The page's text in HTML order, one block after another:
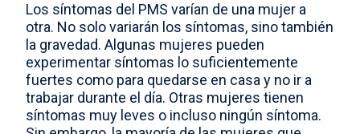
Los síntomas del PMS varían de una mujer a
otra. No solo variarán los síntomas, sino también
la gravedad. Algunas mujeres pueden
experimentar síntomas lo suficientemente
fuertes como para quedarse en casa y no ir a
trabajar durante el día. Otras mujeres tienen
síntomas muy leves o incluso ningún síntoma.